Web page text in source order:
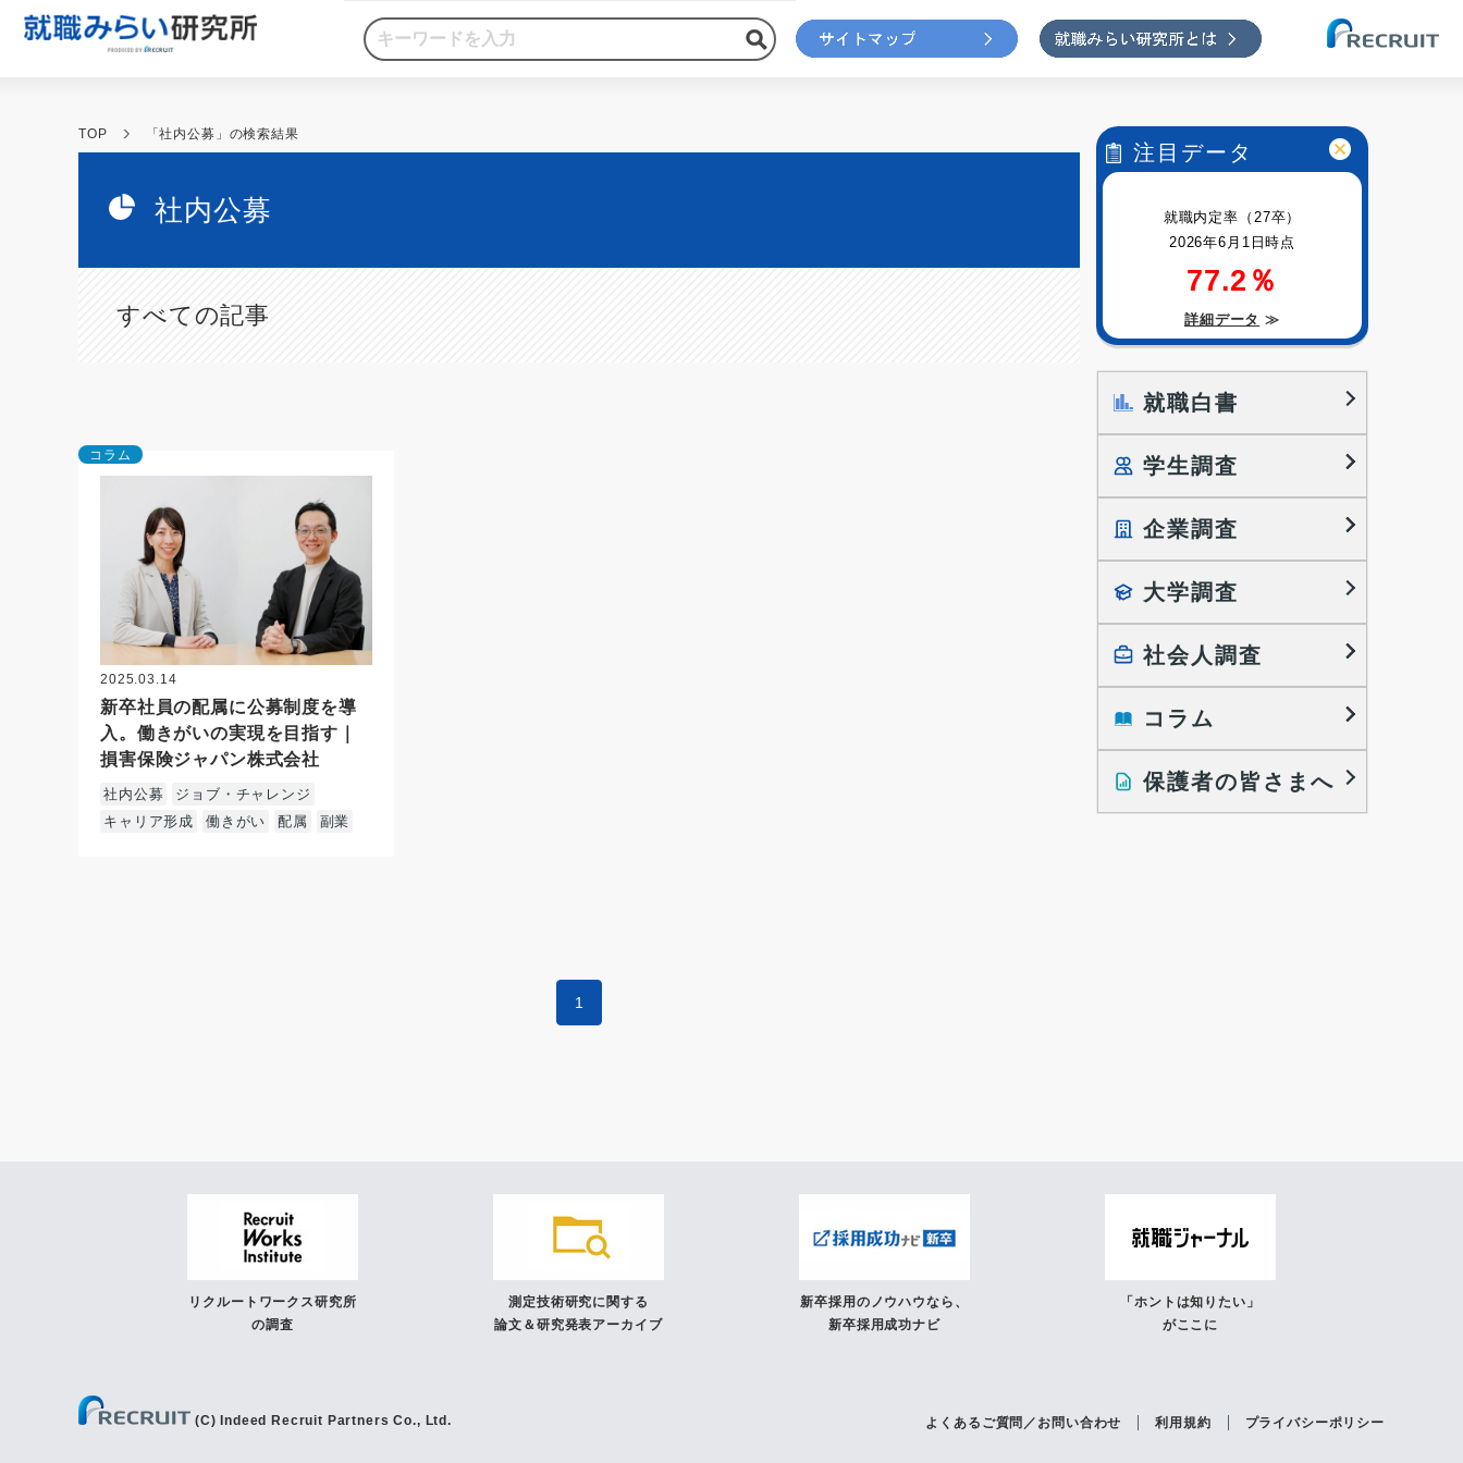
TOP 「社内公募」の検索結果
社内公募
すべての記事
コラム
2025.03.14
新卒社員の配属に公募制度を導
入。働きがいの実現を目指す｜
損害保険ジャパン株式会社
社内公募
ジョブ・チャレンジ
キャリア形成
働きがい 配属 副業
1
注目データ
就職内定率（27卒）
2026年6月1日時点
77.2％
詳細データ ≫
就職白書
学生調査
就職プロセス調査
働きたい組織の特徴
大学生の地域間移動レポート
就職活動に関するレポート
企業調査
採用に関する調査
大学調査
社会人調査
就職活動と入社後の就業
コラム
インタビュー記事
保護者の皆さまへ
リクルートワークス研究所
の調査
測定技術研究に関する
論文＆研究発表アーカイブ
新卒採用のノウハウなら、
新卒採用成功ナビ
「ホントは知りたい」
がここに
(C) Indeed Recruit Partners Co., Ltd. よくあるご質問／お問い合わせ 利用規約 プライバシーポリシー